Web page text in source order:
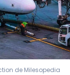
de Milesopedia